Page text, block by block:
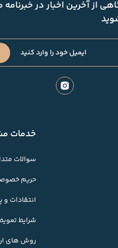
از آخرین اخبار در خبرنامه
خدمات
سوالات
حریم
انتقادات
شرایط
روش های